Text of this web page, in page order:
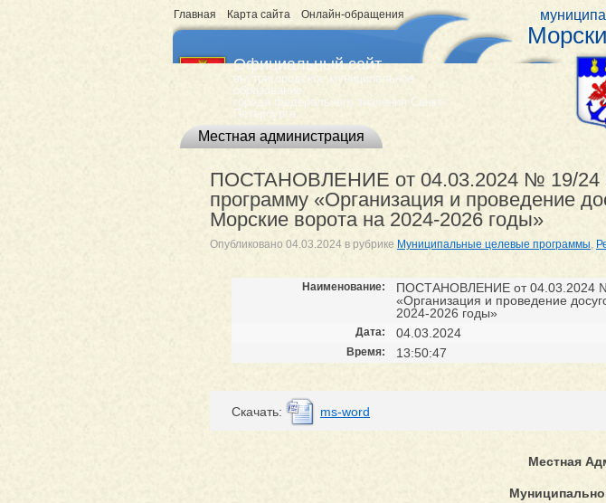
Главная Карта сайта Онлайн-обращения
Официальный сайт
внутригородское муниципальное
образование
города федерального значения Санкт-
Петербурга
Местная администрация
ПОСТАНОВЛЕНИЕ от 04.03.2024 № 19/24
программу «Организация и проведение
Морские ворота на 2024-2026 годы»
Опубликовано 04.03.2024 в рубрике Муниципальные целевые программы,
Наименование:
ПОСТАНОВЛЕНИЕ от 04.03.2024 №
«Организация и проведение
2024-2026 годы»
Дата: 04.03.2024
Время: 13:50:47
Cкачать: ms-word
Местная